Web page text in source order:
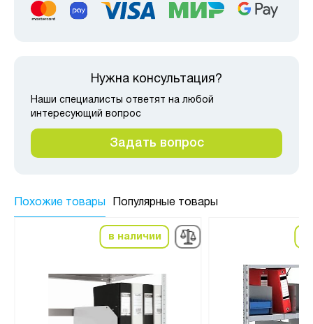
Нужна консультация?
Наши специалисты ответят на любой
интересующий вопрос
Задать вопрос
Похожие товары Популярные товары
в наличии